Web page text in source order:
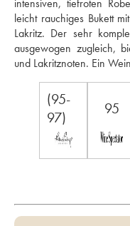
intensiven, tiefroten
leicht rauchiges Bukett
Lakritz. Der sehr
ausgewogen zugleich,
und Lakritznoten. Ein
(95-
97)
95